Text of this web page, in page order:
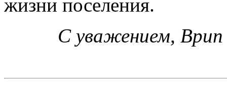
жизни поселения.
С уважением, Врип